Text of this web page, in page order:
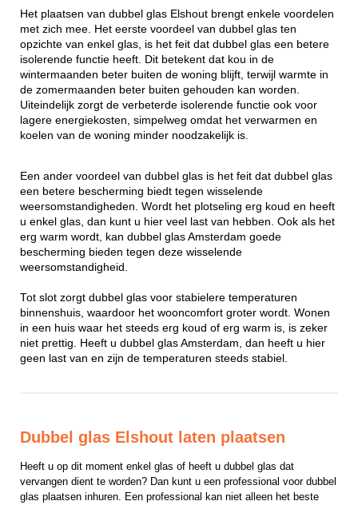
Het plaatsen van dubbel glas Elshout brengt enkele voordelen
met zich mee. Het eerste voordeel van dubbel glas ten
opzichte van enkel glas, is het feit dat dubbel glas een betere
isolerende functie heeft. Dit betekent dat kou in de
wintermaanden beter buiten de woning blijft, terwijl warmte in
de zomermaanden beter buiten gehouden kan worden.
Uiteindelijk zorgt de verbeterde isolerende functie ook voor
lagere energiekosten, simpelweg omdat het verwarmen en
koelen van de woning minder noodzakelijk is.
Een ander voordeel van dubbel glas is het feit dat dubbel glas
een betere bescherming biedt tegen wisselende
weersomstandigheden. Wordt het plotseling erg koud en heeft
u enkel glas, dan kunt u hier veel last van hebben. Ook als het
erg warm wordt, kan dubbel glas Amsterdam goede
bescherming bieden tegen deze wisselende
weersomstandigheid.
Tot slot zorgt dubbel glas voor stabielere temperaturen
binnenshuis, waardoor het wooncomfort groter wordt. Wonen
in een huis waar het steeds erg koud of erg warm is, is zeker
niet prettig. Heeft u dubbel glas Amsterdam, dan heeft u hier
geen last van en zijn de temperaturen steeds stabiel.
Dubbel glas Elshout laten plaatsen
Heeft u op dit moment enkel glas of heeft u dubbel glas dat
vervangen dient te worden? Dan kunt u een professional voor dubbel
glas plaatsen inhuren. Een professional kan niet alleen het beste